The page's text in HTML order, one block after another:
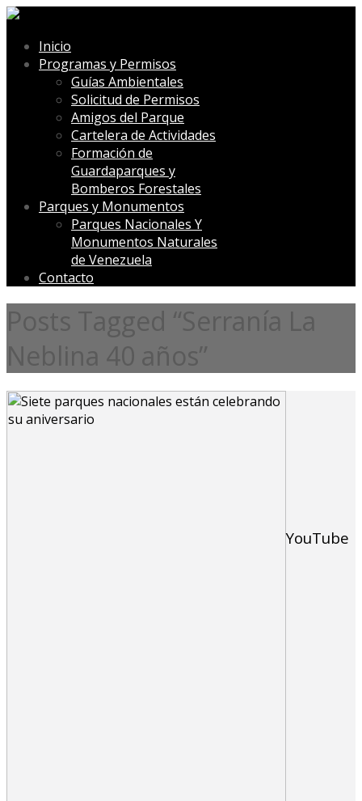
Inicio
Programas y Permisos
Guías Ambientales
Solicitud de Permisos
Amigos del Parque
Cartelera de Actividades
Formación de
Guardaparques y
Bomberos Forestales
Parques y Monumentos
Parques Nacionales Y
Monumentos Naturales
de Venezuela
Contacto
Posts Tagged “Serranía La
Neblina 40 años”
YouTube